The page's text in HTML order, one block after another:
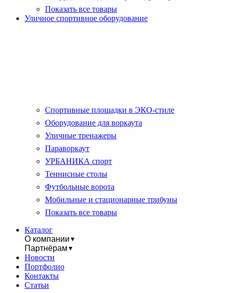
Показать все товары
Уличное спортивное оборудование
Спортивные площадки в ЭКО-стиле
Оборудование для воркаута
Уличные тренажеры
Параворкаут
УРБАНИКА спорт
Теннисные столы
Футбольные ворота
Мобильные и стационарные трибуны
Показать все товары
Каталог
О компании ▼
Партнёрам ▼
Новости
Портфолио
Контакты
Статьи